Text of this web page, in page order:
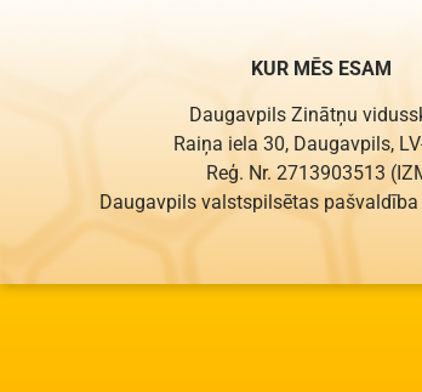
KUR MĒS ESAM
Daugavpils Zinātņu
Raiņa iela 30, Daugavpils,
Reģ. Nr. 2713903513
Daugavpils valstspilsētas